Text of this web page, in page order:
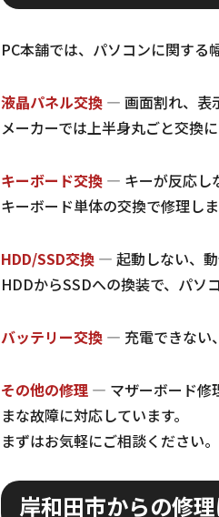
PC本舗では、パソコンに関する
液晶パネル交換 — 画面割れ、表
メーカーでは上半身丸ごと交換
キーボード交換 — キーが反応し
キーボード単体の交換で修理しま
HDD/SSD交換 — 起動しない、動
HDDからSSDへの換装で、パソ
バッテリー交換 — 充電できない
その他の修理 — マザーボード修
まな故障に対応しています。
まずはお気軽にご相談ください。
岸和田市からの修